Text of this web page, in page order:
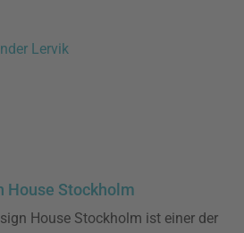
Lervik
House Stockholm
House Stockholm ist einer der